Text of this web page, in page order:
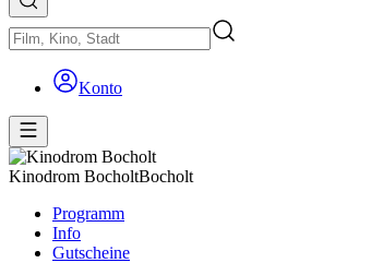
Konto
Kinodrom BocholtBocholt
Programm
Info
Gutscheine